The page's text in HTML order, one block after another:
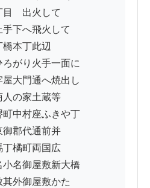
ゟ出火して
下へ飛火して
本丁此辺
がり火手一面に
大門通へ焼出し
人の家土蔵等
中村座ふきや丁
御郡代通前并
丁橘町両国広
名御屋敷新大橋
外御屋敷かた